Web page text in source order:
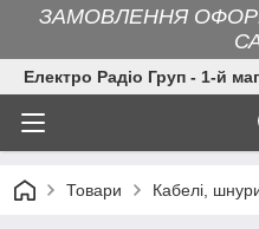
ЗАМОВЛЕННЯ
Електро Радіо Груп - 1-й
Товари Кабелі,